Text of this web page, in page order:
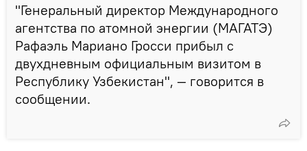
"Генеральный директор Международного
агентства по атомной энергии (МАГАТЭ)
Рафаэль Мариано Гросси прибыл с
двухдневным официальным визитом в
Республику Узбекистан", — говорится в
сообщении.